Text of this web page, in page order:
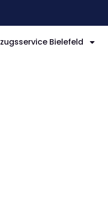
Bielefeld